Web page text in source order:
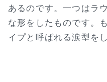
あるのです。一つはラ
な形をしたものです。
イプと呼ばれる涙型を